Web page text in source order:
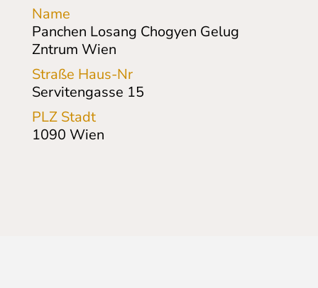
Name
Panchen Losang Chogyen Gelug
Zntrum Wien
Straße Haus-Nr
Servitengasse 15
PLZ Stadt
1090 Wien